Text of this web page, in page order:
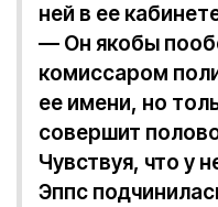
ней в ее
— Он якобы
комиссаром
ее имени, но
совершит
Чувствуя, что у
Эппс